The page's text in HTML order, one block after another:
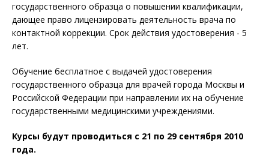
государственного образца о повышении квалификации,
дающее право лицензировать деятельность врача по
контактной коррекции. Срок действия удостоверения - 5
лет.
Обучение бесплатное с выдачей удостоверения
государственного образца для врачей города Москвы и
Российской Федерации при направлении их на обучение
государственными медицинскими учреждениями.
Курсы будут проводиться с 21 по 29 сентября 2010
года.